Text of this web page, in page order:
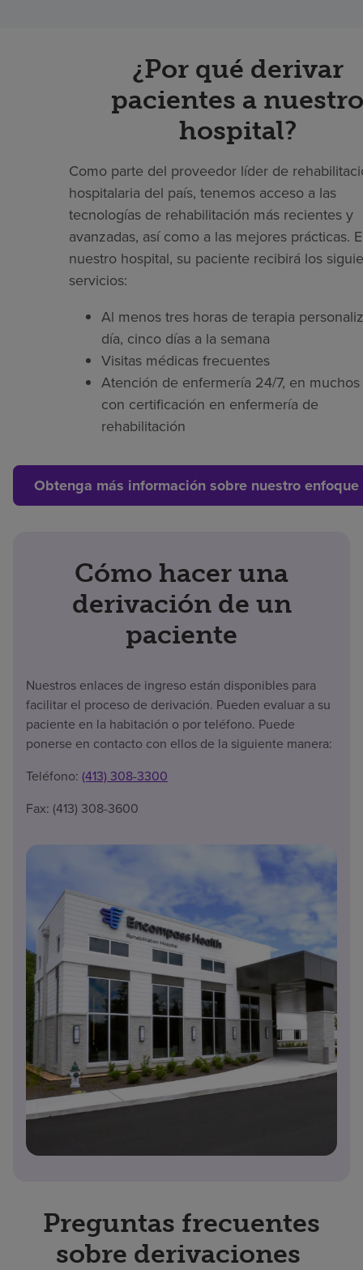
¿Por qué derivar
pacientes a nuestro
hospital?
Como parte del proveedor líder de
hospitalaria del país, tenemos acceso a las
tecnologías de rehabilitación más recientes y
avanzadas, así como a las mejores prácticas.
nuestro hospital, su paciente recibirá los
servicios:
Al menos tres horas de terapia
día, cinco días a la semana
Visitas médicas frecuentes
Atención de enfermería 24/7, en muchos
con certificación en enfermería de
rehabilitación
Obtenga más información sobre nuestro
Cómo hacer una
derivación de un
paciente
Nuestros enlaces de ingreso están disponibles para
facilitar el proceso de derivación. Pueden evaluar a su
paciente en la habitación o por teléfono. Puede
ponerse en contacto con ellos de la siguiente manera:
Teléfono: (413) 308-3300
Fax: (413) 308-3600
Preguntas frecuentes
sobre derivaciones